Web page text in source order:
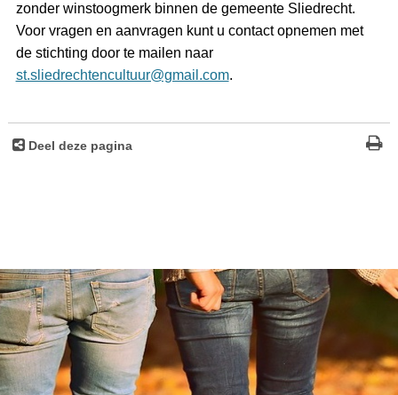
zonder winstoogmerk binnen de gemeente Sliedrecht.
Voor vragen en aanvragen kunt u contact opnemen met
de stichting door te mailen naar
st.sliedrechtencultuur@gmail.com.
Deel deze pagina